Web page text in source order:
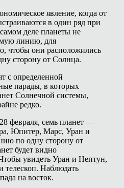
явление, когда от
в один ряд при
деле планеты не
линию, для
чтобы они расположились
сторону от Солнца.
с определенной
парады, в которых
Солнечной системы,
редко.
февраля, семь планет —
Юпитер, Марс, Уран и
по одну сторону от
будет видно
увидеть Уран и Нептун,
телескоп. Наблюдать
на восток.